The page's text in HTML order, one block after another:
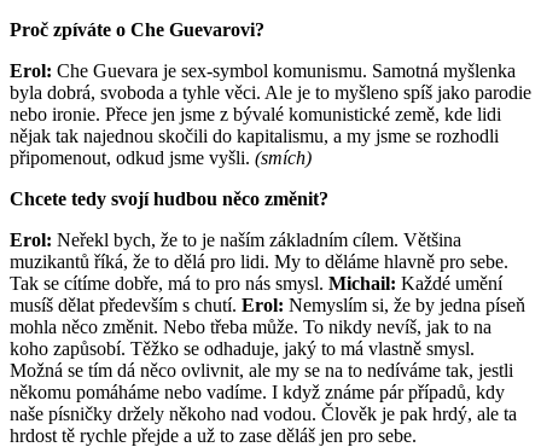
Proč zpíváte o Che Guevarovi?
Erol: Che Guevara je sex-symbol komunismu. Samotná myšlenka
byla dobrá, svoboda a tyhle věci. Ale je to myšleno spíš jako parodie
nebo ironie. Přece jen jsme z bývalé komunistické země, kde lidi
nějak tak najednou skočili do kapitalismu, a my jsme se rozhodli
připomenout, odkud jsme vyšli. (smích)
Chcete tedy svojí hudbou něco změnit?
Erol: Neřekl bych, že to je naším základním cílem. Většina
muzikantů říká, že to dělá pro lidi. My to děláme hlavně pro sebe.
Tak se cítíme dobře, má to pro nás smysl. Michail: Každé umění
musíš dělat především s chutí. Erol: Nemyslím si, že by jedna píseň
mohla něco změnit. Nebo třeba může. To nikdy nevíš, jak to na
koho zapůsobí. Těžko se odhaduje, jaký to má vlastně smysl.
Možná se tím dá něco ovlivnit, ale my se na to nedíváme tak, jestli
někomu pomáháme nebo vadíme. I když známe pár případů, kdy
naše písničky držely někoho nad vodou. Člověk je pak hrdý, ale ta
hrdost tě rychle přejde a už to zase děláš jen pro sebe.